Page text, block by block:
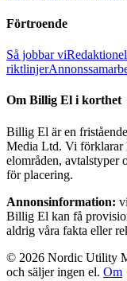
Förtroende
Så jobbar vi
riktlinjer
Om Billig El i korthet
Billig El är en
Media Ltd. Vi förklarar
elområden, avtalstyper
för placering.
Annonsinformation:
Billig El kan få
aldrig våra fakta eller
© 2026 Nordic Utility
och säljer ingen el. Om